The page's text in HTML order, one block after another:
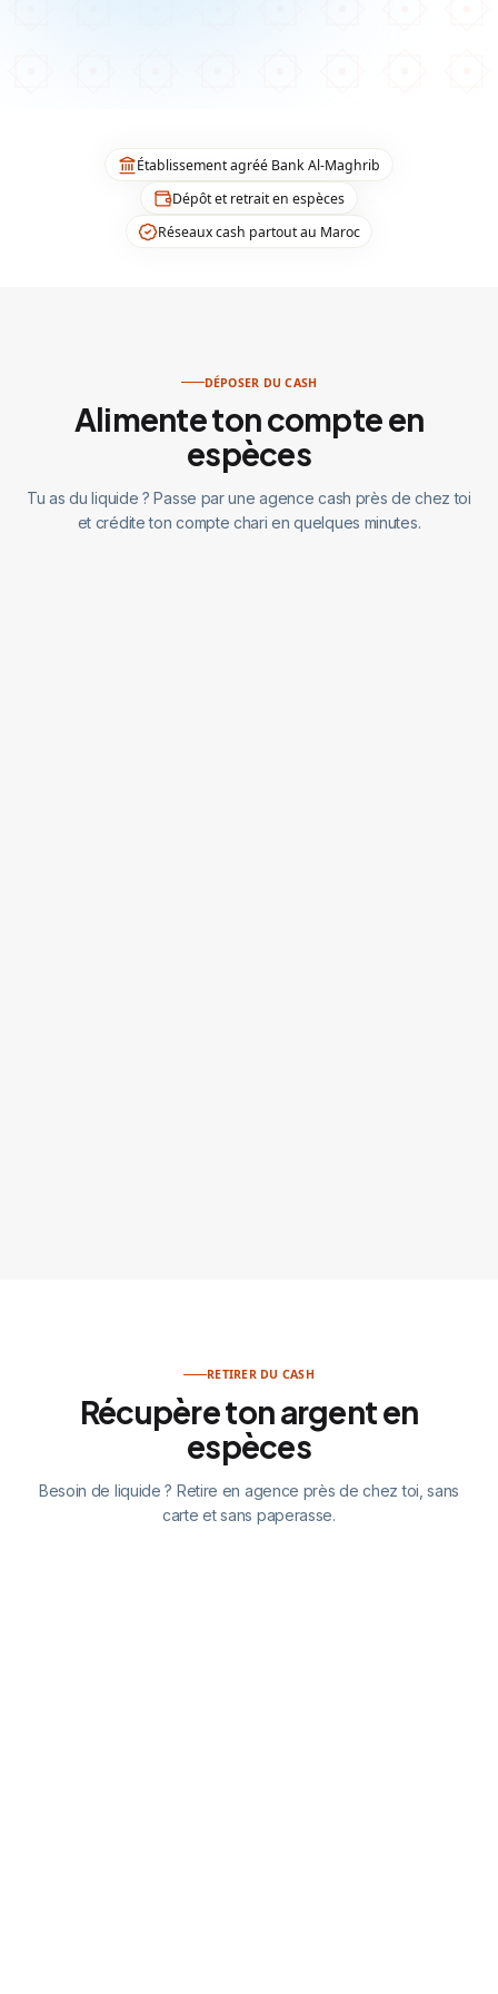
Établissement agréé Bank Al-Maghrib
Dépôt et retrait en espèces
Réseaux cash partout au Maroc
DÉPOSER DU CASH
Alimente ton compte en
espèces
Tu as du liquide ? Passe par une agence cash près de chez toi
et crédite ton compte chari en quelques minutes.
RETIRER DU CASH
Récupère ton argent en
espèces
Besoin de liquide ? Retire en agence près de chez toi, sans
carte et sans paperasse.